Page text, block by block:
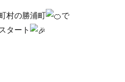
村の勝浦町
で
タート